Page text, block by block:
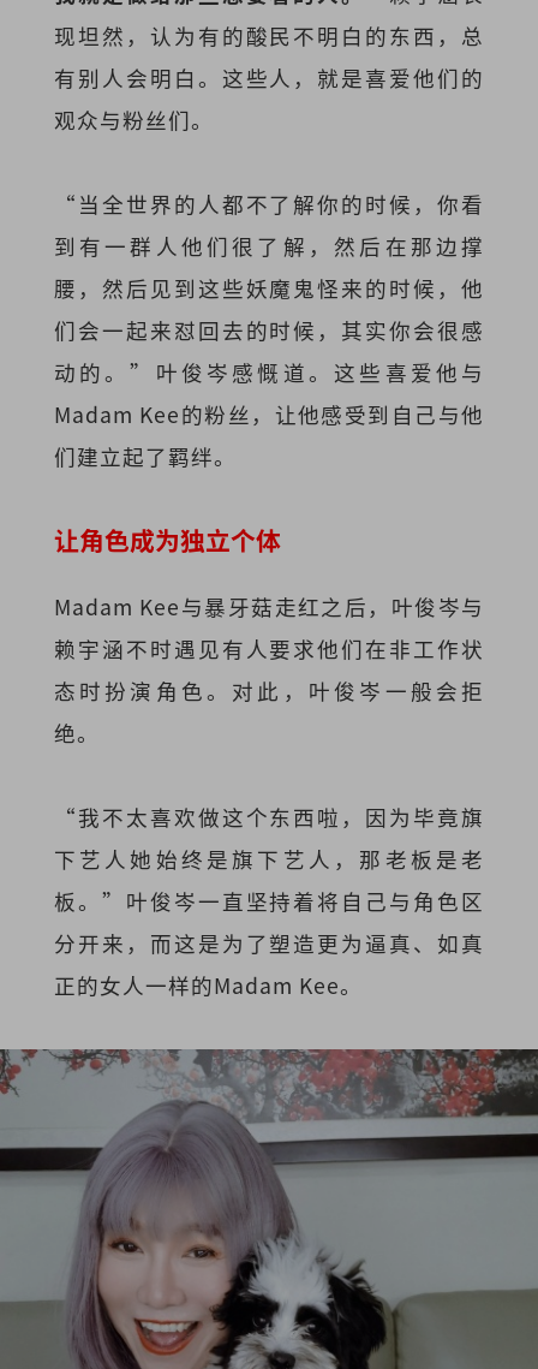
现坦然，认为有的酸民不明白的东西，总
有别人会明白。这些人，就是喜爱他们的
观众与粉丝们。
“当全世界的人都不了解你的时候，你看
到有一群人他们很了解，然后在那边撑
腰，然后见到这些妖魔鬼怪来的时候，他
们会一起来怼回去的时候，其实你会很感
动的。”叶俊岑感慨道。这些喜爱他与
Madam Kee的粉丝，让他感受到自己与他
们建立起了羁绊。
让角色成为独立个体
Madam Kee与暴牙菇走红之后，叶俊岑与
赖宇涵不时遇见有人要求他们在非工作状
态时扮演角色。对此，叶俊岑一般会拒
绝。
“我不太喜欢做这个东西啦，因为毕竟旗
下艺人她始终是旗下艺人，那老板是老
板。”叶俊岑一直坚持着将自己与角色区
分开来，而这是为了塑造更为逼真、如真
正的女人一样的Madam Kee。